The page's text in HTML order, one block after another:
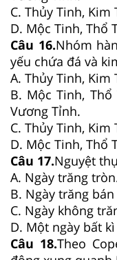
C. Thủy Tinh,
D. Mộc Tinh, Thổ
Câu 16.Nhóm
yếu chứa đá và
A. Thủy Tinh, Kim
B. Mộc Tinh,
Vương Tỉnh.
C. Thủy Tinh,
D. Mộc Tinh, Thổ
Câu 17.Nguyệt
A. Ngày trăng
B. Ngày trăng
C. Ngày không
D. Một ngày bất
Câu 18.Theo